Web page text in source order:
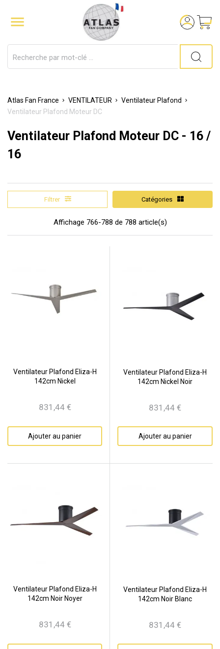

Atlas Fan France VENTILATEUR
Ventilateur Plafond
Ventilateur Plafond Moteur DC
Ventilateur Plafond Moteur DC - 16 /
16
Filtrer Catégories
Affichage 766-788 de 788 article(s)
Ventilateur Plafond Eliza-H
142cm Nickel
Prix
831,44 €
Ajouter au panier
Ventilateur Plafond Eliza-H
142cm Nickel Noir
Prix
831,44 €
Ajouter au panier
Ventilateur Plafond Eliza-H
142cm Noir Noyer
Prix
831,44 €
Ventilateur Plafond Eliza-H
142cm Noir Blanc
Prix
831,44 €